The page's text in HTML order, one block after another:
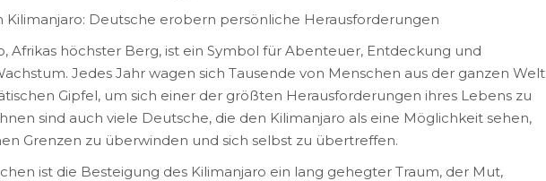
Kilimanjaro: Deutsche erobern persönliche Herausforderungen
Afrikas höchster Berg, ist ein Symbol für Abenteuer, Entdeckung und
Jedes Jahr wagen sich Tausende von Menschen aus der ganzen Welt
Gipfel, um sich einer der größten Herausforderungen ihres Lebens zu
sind auch viele Deutsche, die den Kilimanjaro als eine Möglichkeit sehen,
Grenzen zu überwinden und sich selbst zu übertreffen.
ist die Besteigung des Kilimanjaro ein lang gehegter Traum, der Mut,